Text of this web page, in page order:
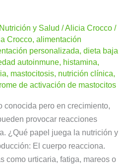
Nutrición y Salud /Alicia Crocco/
Crocco,alimentación
personalizada,dieta baja
autoinmune, histamina,
, mastocitosis, nutrición clínica,
de activación de mastocitos
conocida pero en crecimiento,
provocar reacciones
¿Qué papel juega la nutrición y
El cuerpo reacciona.
como urticaria, fatiga, mareos o